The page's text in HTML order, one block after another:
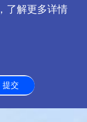
了解更多详情